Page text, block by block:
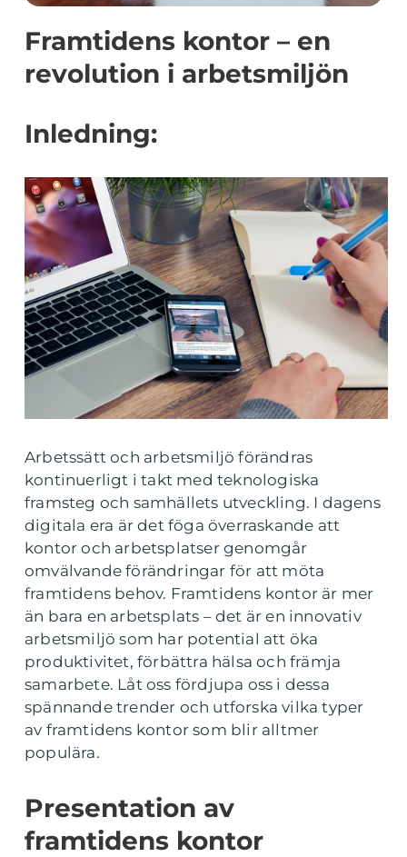
Framtidens kontor – en
revolution i arbetsmiljön
Inledning:
Arbetssätt och arbetsmiljö förändras
kontinuerligt i takt med teknologiska
framsteg och samhällets utveckling. I dagens
digitala era är det föga överraskande att
kontor och arbetsplatser genomgår
omvälvande förändringar för att möta
framtidens behov. Framtidens kontor är mer
än bara en arbetsplats – det är en innovativ
arbetsmiljö som har potential att öka
produktivitet, förbättra hälsa och främja
samarbete. Låt oss fördjupa oss i dessa
spännande trender och utforska vilka typer
av framtidens kontor som blir alltmer
populära.
Presentation av
framtidens kontor